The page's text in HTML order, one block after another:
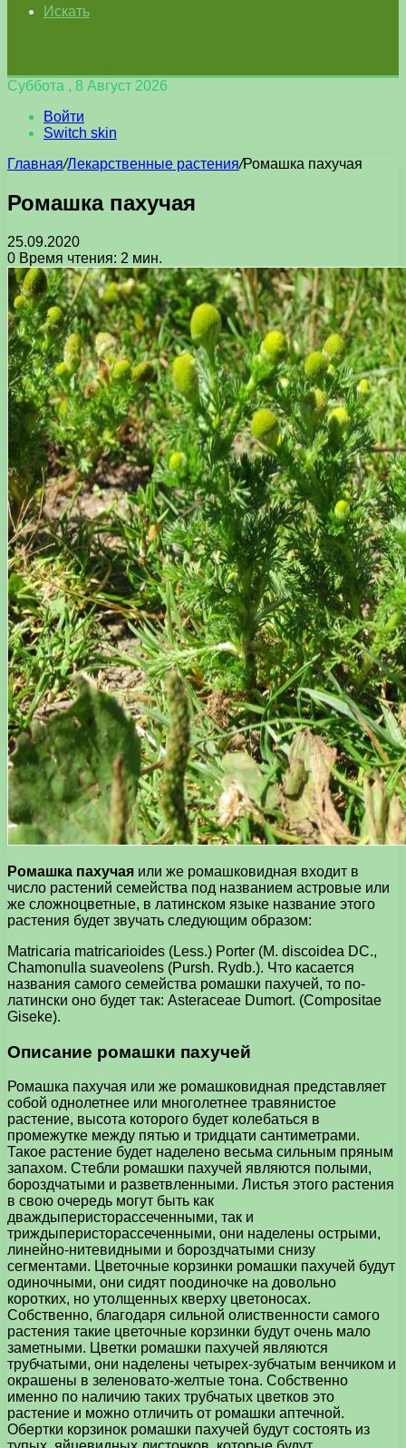
Искать
Суббота , 8 Август 2026
Войти
Switch skin
Главная/Лекарственные растения/Ромашка пахучая
Ромашка пахучая
25.09.2020
0 Время чтения: 2 мин.
Ромашка пахучая или же ромашковидная входит в
число растений семейства под названием астровые или
же сложноцветные, в латинском языке название этого
растения будет звучать следующим образом:
Matricaria matricarioides (Less.) Porter (M. discoidea DC.,
Chamonulla suaveolens (Pursh. Rydb.). Что касается
названия самого семейства ромашки пахучей, то по-
латински оно будет так: Asteraceae Dumort. (Compositae
Giseke).
Описание ромашки пахучей
Ромашка пахучая или же ромашковидная представляет
собой однолетнее или многолетнее травянистое
растение, высота которого будет колебаться в
промежутке между пятью и тридцати сантиметрами.
Такое растение будет наделено весьма сильным пряным
запахом. Стебли ромашки пахучей являются полыми,
бороздчатыми и разветвленными. Листья этого растения
в свою очередь могут быть как
дваждыперисторассеченными, так и
триждыперисторассеченными, они наделены острыми,
линейно-нитевидными и бороздчатыми снизу
сегментами. Цветочные корзинки ромашки пахучей будут
одиночными, они сидят поодиночке на довольно
коротких, но утолщенных кверху цветоносах.
Собственно, благодаря сильной олиственности самого
растения такие цветочные корзинки будут очень мало
заметными. Цветки ромашки пахучей являются
трубчатыми, они наделены четырех-зубчатым венчиком и
окрашены в зеленовато-желтые тона. Собственно
именно по наличию таких трубчатых цветков это
растение и можно отличить от ромашки аптечной.
Обертки корзинок ромашки пахучей будут состоять из